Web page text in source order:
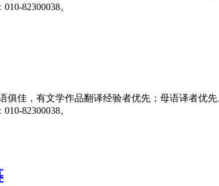
82300038。
俱佳，有文学作品翻译经验者优先；母语译者优
82300038。